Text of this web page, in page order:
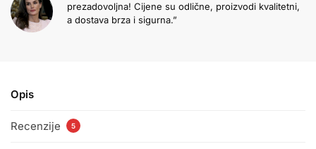
prezadovoljna! Cijene su odlične, proizvodi kvalitetni,
a dostava brza i sigurna.”
Opis
Recenzije 5